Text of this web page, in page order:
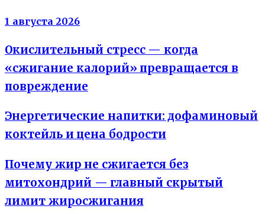
1 августа 2026
Окислительный стресс — когда
«сжигание калорий» превращается в
повреждение
Энергетические напитки: дофаминовый
коктейль и цена бодрости
Почему жир не сжигается без
митохондрий — главный скрытый
лимит жиросжигания